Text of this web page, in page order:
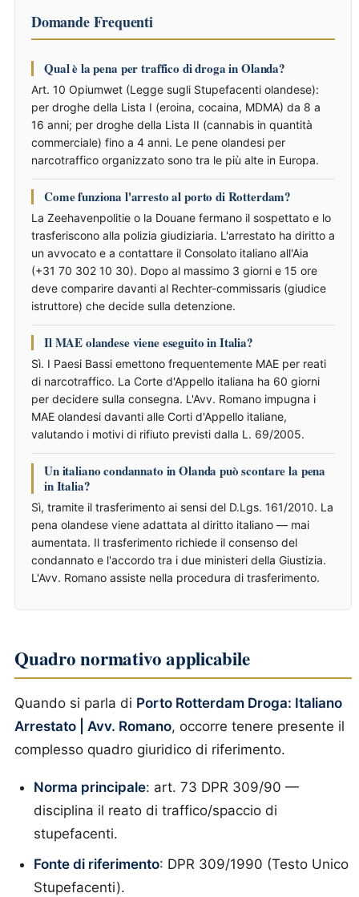
Domande Frequenti
Qual è la pena per traffico di droga in Olanda?
Art. 10 Opiumwet (Legge sugli Stupefacenti olandese):
per droghe della Lista I (eroina, cocaina, MDMA) da 8 a
16 anni; per droghe della Lista II (cannabis in quantità
commerciale) fino a 4 anni. Le pene olandesi per
narcotraffico organizzato sono tra le più alte in Europa.
Come funziona l'arresto al porto di Rotterdam?
La Zeehavenpolitie o la Douane fermano il sospettato e lo
trasferiscono alla polizia giudiziaria. L'arrestato ha diritto a
un avvocato e a contattare il Consolato italiano all'Aia
(+31 70 302 10 30). Dopo al massimo 3 giorni e 15 ore
deve comparire davanti al Rechter-commissaris (giudice
istruttore) che decide sulla detenzione.
Il MAE olandese viene eseguito in Italia?
Sì. I Paesi Bassi emettono frequentemente MAE per reati
di narcotraffico. La Corte d'Appello italiana ha 60 giorni
per decidere sulla consegna. L'Avv. Romano impugna i
MAE olandesi davanti alle Corti d'Appello italiane,
valutando i motivi di rifiuto previsti dalla L. 69/2005.
Un italiano condannato in Olanda può scontare la pena
in Italia?
Sì, tramite il trasferimento ai sensi del D.Lgs. 161/2010. La
pena olandese viene adattata al diritto italiano — mai
aumentata. Il trasferimento richiede il consenso del
condannato e l'accordo tra i due ministeri della Giustizia.
L'Avv. Romano assiste nella procedura di trasferimento.
Quadro normativo applicabile
Quando si parla di Porto Rotterdam Droga: Italiano
Arrestato | Avv. Romano, occorre tenere presente il
complesso quadro giuridico di riferimento.
Norma principale: art. 73 DPR 309/90 —
disciplina il reato di traffico/spaccio di
stupefacenti.
Fonte di riferimento: DPR 309/1990 (Testo Unico
Stupefacenti).